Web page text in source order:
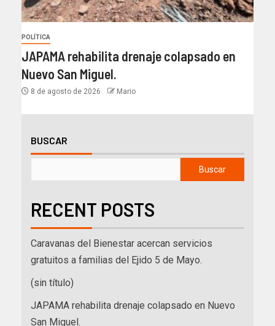
POLÍTICA
JAPAMA rehabilita drenaje colapsado en
Nuevo San Miguel.
8 de agosto de 2026 Mario
BUSCAR
Buscar
RECENT POSTS
Caravanas del Bienestar acercan servicios
gratuitos a familias del Ejido 5 de Mayo.
(sin título)
JAPAMA rehabilita drenaje colapsado en Nuevo
San Miguel.